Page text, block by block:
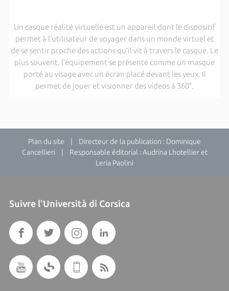
Un casque réalité virtuelle est un appareil dont le dispositif
permet à l’utilisateur de voyager dans un monde virtuel et
de se sentir proche des actions qu’il vit à travers le casque. Le
plus souvent, l’équipement se présente comme un masque
porté au visage avec un écran placé devant les yeux. Il
permet de jouer et visionner des videos à 360°.
Plan du site | Directeur de la publication : Dominique
Cancellieri | Responsable éditorial : Audrina Lhotellier et
Leria Paolini
Suivre l'Università di Corsica